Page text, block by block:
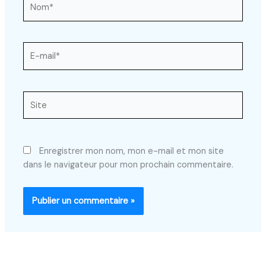
mail*
Enregistrer mon nom, mon e-mail et mon site
dans le navigateur pour mon prochain commentaire.